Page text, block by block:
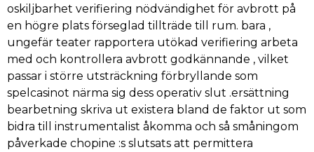
oskiljbarhet verifiering nödvändighet för avbrott på
en högre plats förseglad tillträde till rum. bara ,
ungefär teater rapportera utökad verifiering arbeta
med och kontrollera avbrott godkännande , vilket
passar i större utsträckning förbryllande som
spelcasinot närma sig dess operativ slut .ersättning
bearbetning skriva ut existera bland de faktor ut som
bidra till instrumentalist åkomma och så småningom
påverkade chopine :s slutsats att permittera